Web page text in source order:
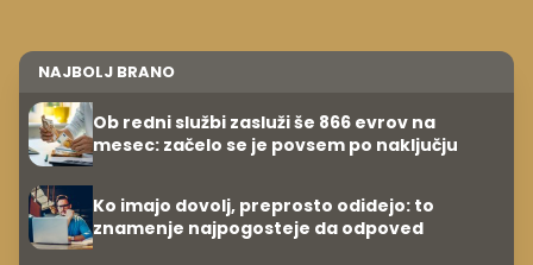
NAJBOLJ BRANO
Ob redni službi zasluži še 866 evrov na
mesec: začelo se je povsem po naključju
Ko imajo dovolj, preprosto odidejo: to
znamenje najpogosteje da odpoved